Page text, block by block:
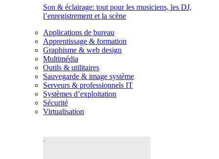
Son & éclairage: tout pour les musiciens, les DJ,
l’enregistrement et la scène
Applications de bureau
Apprentissage & formation
Graphisme & web design
Multimédia
Outils & utilitaires
Sauvegarde & image système
Serveurs & professionnels IT
Systèmes d’exploitation
Sécurité
Virtualisation